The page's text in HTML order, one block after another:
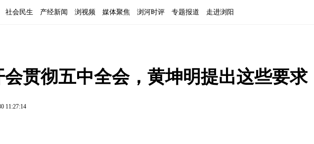
社会民生 产经新闻 浏视频 媒体聚焦 浏河时评 专题报道 走进浏阳
贯彻五中全会，黄坤明提出这些要求
11:27:14